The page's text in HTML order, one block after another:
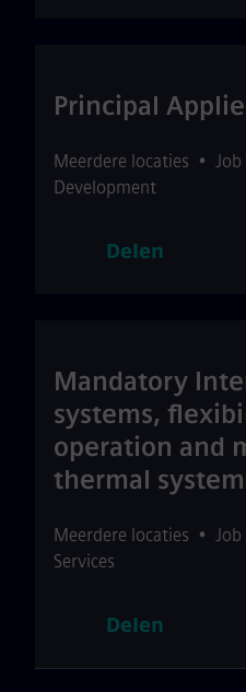
Principal
Meerdere locaties •
Development
Delen
Mandatory
systems,
operation and
thermal
Meerdere locaties •
Services
Delen